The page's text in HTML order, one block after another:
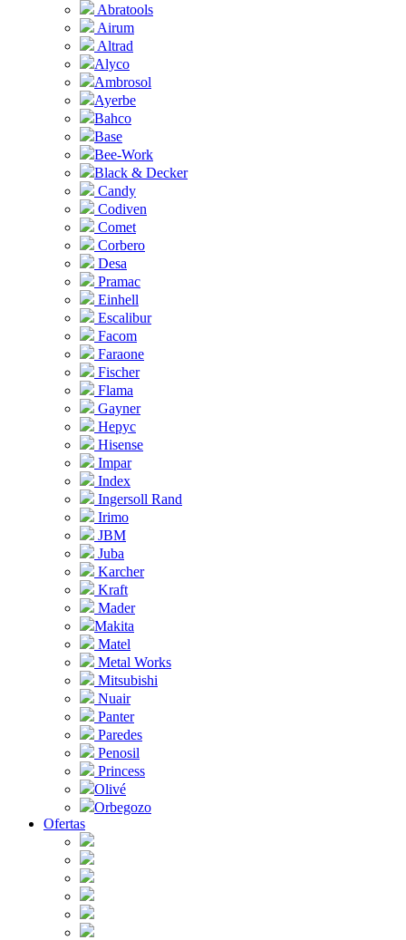
Abratools
Airum
Altrad
Alyco
Ambrosol
Ayerbe
Bahco
Base
Bee-Work
Black & Decker
Candy
Codiven
Comet
Corbero
Desa
Pramac
Einhell
Escalibur
Facom
Faraone
Fischer
Flama
Gayner
Hepyc
Hisense
Impar
Index
Ingersoll Rand
Irimo
JBM
Juba
Karcher
Kraft
Mader
Makita
Matel
Metal Works
Mitsubishi
Nuair
Panter
Paredes
Penosil
Princess
Olivé
Orbegozo
Ofertas